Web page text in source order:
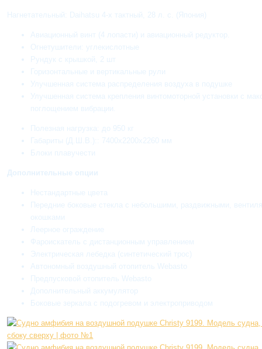
Нагнетательный: Daihatsu 4-х тактный, 28 л. с. (Япония)
Авиационный винт (4 лопасти) и авиационный редуктор.
Огнетушители: углекислотные
Рундук с крышкой, 2 шт
Горизонтальные и вертикальные рули
Улучшенная система распределения воздуха в подушке
Улучшенная система крепления винтомоторной установки с
поглощением вибрации.
Полезная нагрузка: до 950 кг
Габариты (Д.Ш.В.):: 7400x2200x2260 мм
Блоки плавучести
Дополнительные опции
Нестандартные цвета
Передние боковые стекла с небольшими, раздвижными,
окошками
Леерное ограждение
Фароискатель с дистанционным управлением
Электрическая лебедка (синтетический трос)
Автономный воздушный отопитель Webasto
Предпусковой отопитель Webasto
Дополнительный аккумулятор
Боковые зеркала с подогревом и электроприводом